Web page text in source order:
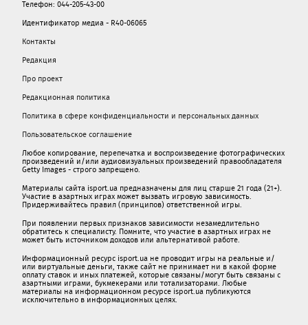
Телефон: 044-205-43-00
Идентификатор медиа - R40-06065
Контакты
Редакция
Про проект
Редакционная политика
Политика в сфере конфиденциальности и персональных данных
Пользовательское соглашение
Любое копирование, перепечатка и воспроизведение фотографических
произведений и/или аудиовизуальных произведений правообладателя
Getty Images - строго запрещено.
Материалы сайта isport.ua предназначены для лиц старше 21 года (21+).
Участие в азартных играх может вызвать игровую зависимость.
Придерживайтесь правил (принципов) ответственной игры.
При появлении первых признаков зависимости незамедлительно
обратитесь к специалисту. Помните, что участие в азартных играх не
может быть источником доходов или альтернативой работе.
Информационный ресурс isport.ua не проводит игры на реальные и/
или виртуальные деньги, также сайт не принимает ни в какой форме
oплaту ставок и иных платежей, которые связаны/могут быть связаны c
азартными игрaми, букмекерами или тотализаторами. Любые
материалы на информационном ресурсе isport.ua публикуютcя
исключительно в информационных целях.